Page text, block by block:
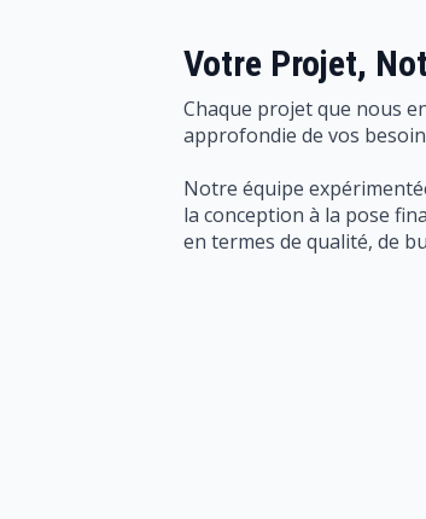
Chaque projet que nous
approfondie de vos
la conception à la pose
en termes de qualité, de